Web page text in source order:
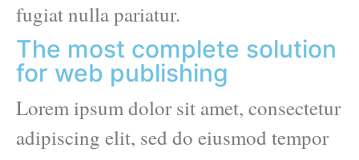
fugiat nulla pariatur.
The most complete solution
for web publishing
Lorem ipsum dolor sit amet, consectetur
adipiscing elit, sed do eiusmod tempor